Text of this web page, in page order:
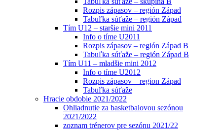
Rozpis zápasov – región Západ
Tabuľka súťaže – región Západ
Tím U12 – staršie mini 2011
Info o tíme U2011
Rozpis zápasov – región Západ B
Tabuľka súťaže – región Západ B
Tím U11 – mladšie mini 2012
Info o tíme U2012
Rozpis zápasov – region Západ
Tabuľka súťaže
Hracie obdobie 2021/2022
Ohliadnutie za basketbalovou sezónou
2021/2022
zoznam trénerov pre sezónu 2021/22